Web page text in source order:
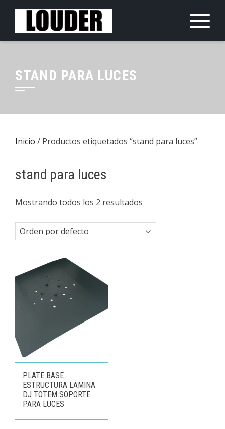
Saltar
contenido
STAND PARA LUCES
Inicio / Productos etiquetados “stand para luces”
stand para luces
Mostrando todos los 2 resultados
PLATE BASE
ESTRUCTURA LAMINA
DJ TOTEM SOPORTE
PARA LUCES